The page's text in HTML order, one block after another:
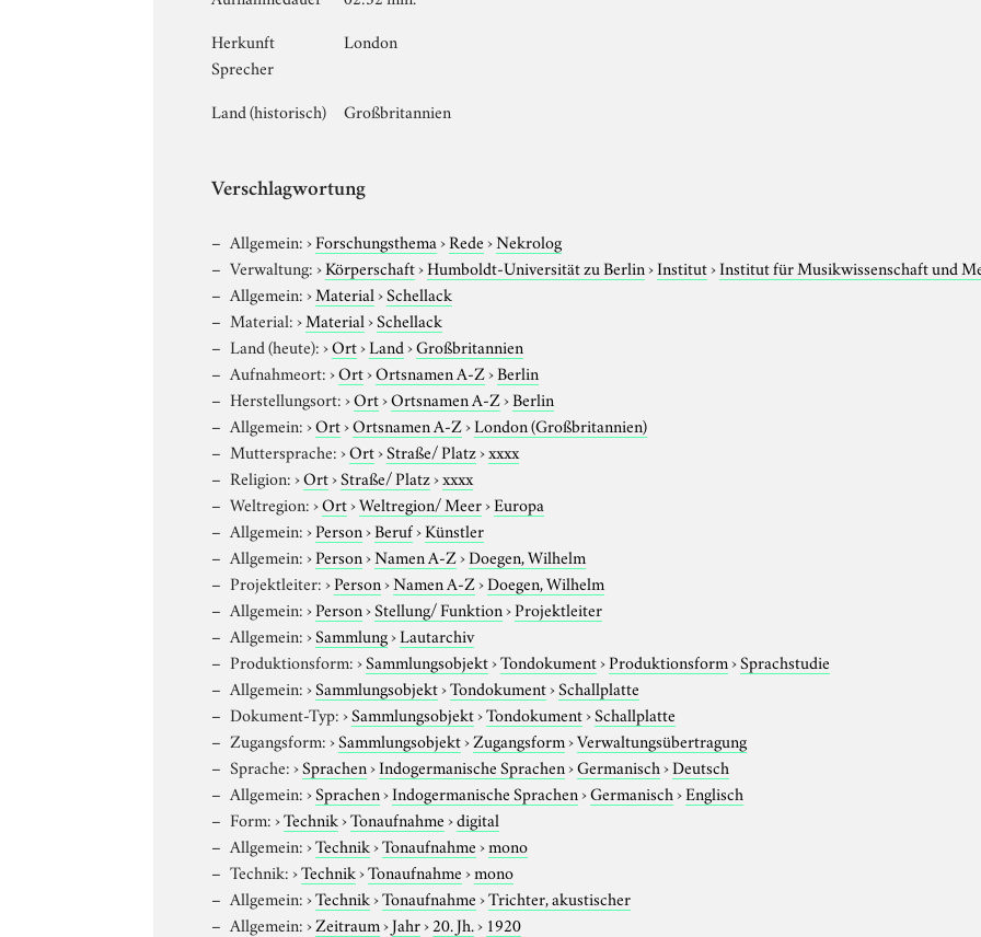
Herkunft
Sprecher
London
Land (historisch) Großbritannien
Verschlagwortung
Allgemein:›Forschungsthema›Rede›Nekrolog
Verwaltung:›Körperschaft›Humboldt-Universität zu Berlin›Institut›Institut für Musikwissenschaft und
Allgemein:›Material›Schellack
Material:›Material›Schellack
Land (heute):›Ort›Land›Großbritannien
Aufnahmeort:›Ort›Ortsnamen A-Z›Berlin
Herstellungsort:›Ort›Ortsnamen A-Z›Berlin
Allgemein:›Ort›Ortsnamen A-Z›London (Großbritannien)
Muttersprache:›Ort›Straße/ Platz›xxxx
Religion:›Ort›Straße/ Platz›xxxx
Weltregion:›Ort›Weltregion/ Meer›Europa
Allgemein:›Person›Beruf›Künstler
Allgemein:›Person›Namen A-Z›Doegen, Wilhelm
Projektleiter:›Person›Namen A-Z›Doegen, Wilhelm
Allgemein:›Person›Stellung/ Funktion›Projektleiter
Allgemein:›Sammlung›Lautarchiv
Produktionsform:›Sammlungsobjekt›Tondokument›Produktionsform›Sprachstudie
Allgemein:›Sammlungsobjekt›Tondokument›Schallplatte
Dokument-Typ:›Sammlungsobjekt›Tondokument›Schallplatte
Zugangsform:›Sammlungsobjekt›Zugangsform›Verwaltungsübertragung
Sprache:›Sprachen›Indogermanische Sprachen›Germanisch›Deutsch
Allgemein:›Sprachen›Indogermanische Sprachen›Germanisch›Englisch
Form:›Technik›Tonaufnahme›digital
Allgemein:›Technik›Tonaufnahme›mono
Technik:›Technik›Tonaufnahme›mono
Allgemein:›Technik›Tonaufnahme›Trichter, akustischer
Allgemein:›Zeitraum›Jahr›20. Jh.› 1920